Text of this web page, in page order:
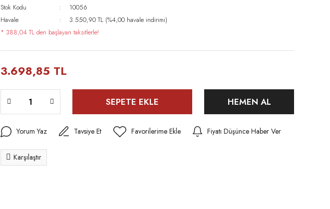
Stok Kodu
10056
Havale
3.550,90 TL (%4,00 havale indirimi)
* 388,04 TL den başlayan taksitlerle!
3.698,85 TL
SEPETE EKLE HEMEN AL
Yorum Yaz Tavsiye Et Fiyatı Düşünce Haber Ver
Karşılaştır